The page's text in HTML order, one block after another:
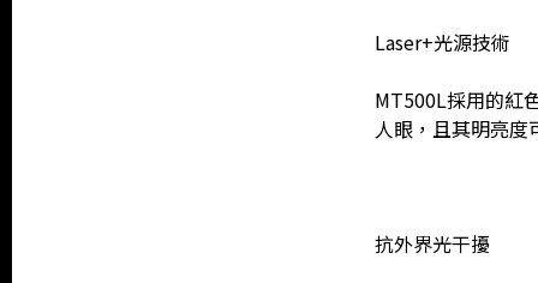
Laser+光源技術
MT500L採用的紅
人眼，且其明亮
抗外界光干擾